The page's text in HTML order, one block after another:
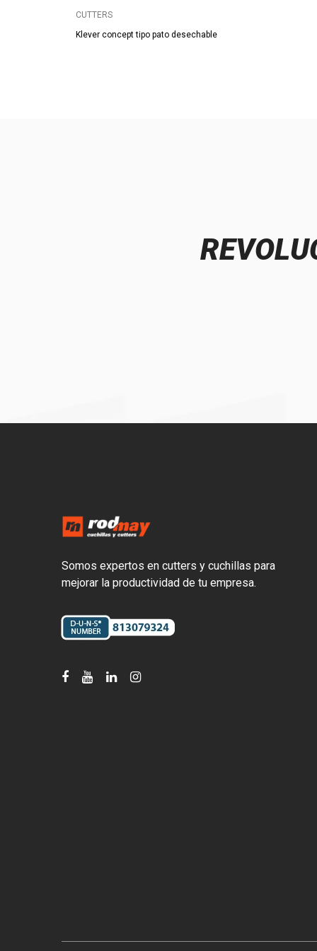
CUTTERS
Klever concept tipo pato desechable
Somos expertos en cutters y cuchillas para
mejorar la productividad de tu empresa.